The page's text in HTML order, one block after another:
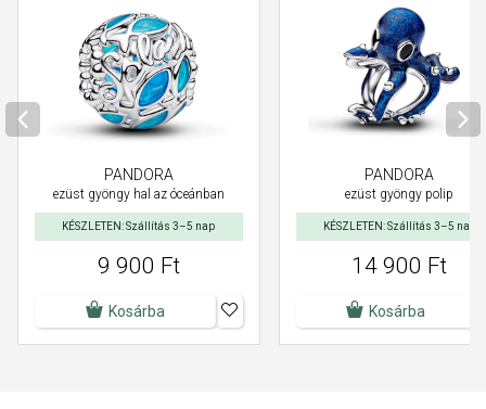
PANDORA
ezüst gyöngy hal az óceánban
KÉSZLETEN: Szállítás 3–5 nap
9 900 Ft
Kosárba
PANDORA
ezüst gyöngy polip
KÉSZLETEN: Szállítás 3–5 nap
14 900 Ft
Kosárba